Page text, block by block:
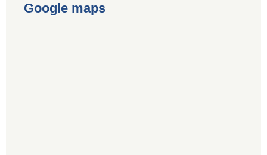
Google maps